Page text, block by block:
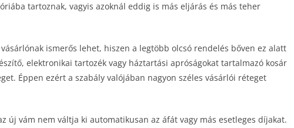
tartoznak, vagyis azoknál eddig is más eljárás és más teher
ismerős lehet, hiszen a legtöbb olcsó rendelés bőven ez alatt
elektronikai tartozék vagy háztartási apróságokat tartalmazó kosár
Éppen ezért a szabály valójában nagyon széles vásárlói réteget
új vám nem váltja ki automatikusan az áfát vagy más esetleges díjakat.